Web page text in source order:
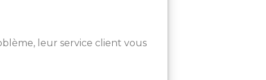
leur service client vous